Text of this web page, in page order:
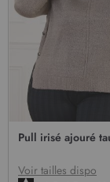
Pull irisé ajouré
Voir tailles dispo